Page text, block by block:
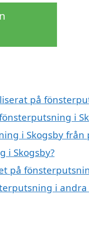
på
i
i Skogsby från
i Skogsby?
på
i